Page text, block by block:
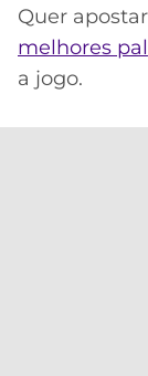
Quer
melhores
a jogo.